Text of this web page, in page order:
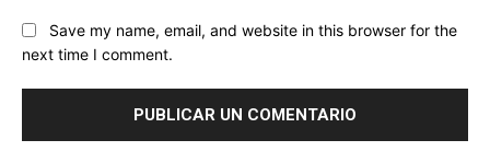
Save my name, email, and website in this browser for the
next time I comment.